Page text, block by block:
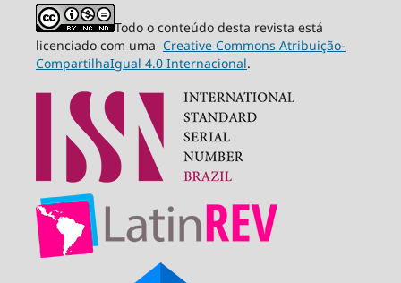
Todo o conteúdo desta revista está
licenciado com uma Creative Commons Atribuição-
CompartilhaIgual 4.0 Internacional.